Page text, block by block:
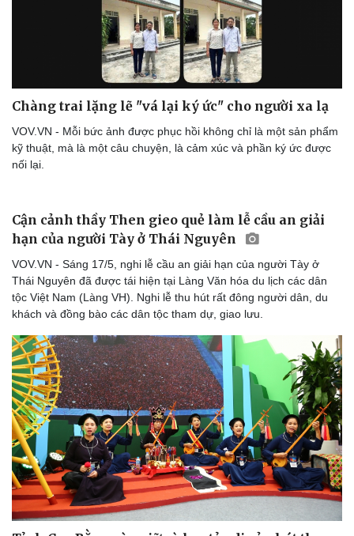
Sân khấu - Điện ảnh
Văn học
Âm nhạc
Di sản
Giải trí
Nghệ sĩ
Thời trang
Sao Việt
Chàng trai lặng lẽ "vá lại ký ức" cho người xa lạ
VOV.VN - Mỗi bức ảnh được phục hồi không chỉ là một sản phẩm
kỹ thuật, mà là một câu chuyện, là cảm xúc và phần ký ức được
nối lại.
Cận cảnh thầy Then gieo quẻ làm lễ cầu an giải
hạn của người Tày ở Thái Nguyên
VOV.VN - Sáng 17/5, nghi lễ cầu an giải hạn của người Tày ở
Thái Nguyên đã được tái hiện tại Làng Văn hóa du lịch các dân
tộc Việt Nam (Làng VH). Nghi lễ thu hút rất đông người dân, du
khách và đồng bào các dân tộc tham dự, giao lưu.